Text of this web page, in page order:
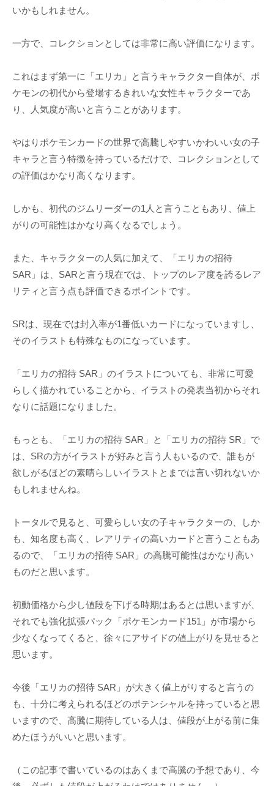
いかもしれません。
一方で、コレクションとしては非常に高い評価になります。
これはまず第一に「エリカ」と言うキャラクター自体が、ポ
ケモンの初代から登場するきれいな女性キャラクターであ
り、人気度が高いと言うことがあります。
やはりポケモンカードの世界で高騰しやすいかわいい女の子
キャラと言う特徴を持っているだけで、コレクションとして
の評価はかなり高くなります。
しかも、初代のジムリーダーの1人と言うこともあり、値上
がりの可能性はかなり高くなるでしょう。
また、キャラクターの人気に加えて、「エリカの招待
SAR」は、SARと言う現在では、トップのレア度を誇るレア
リティと言う点も評価できるポイントです。
SRは、現在では封入率が1番低いカードになっていますし、
そのイラストも特殊なものになっています。
「エリカの招待 SAR」のイラストについても、非常に可愛
らしく描かれていることから、イラストの発表当初からそれ
なりに話題になりました。
もっとも、「エリカの招待 SAR」と「エリカの招待 SR」で
は、SRの方がイラストが好みと言う人もいるので、誰もが
欲しがるほどの素晴らしいイラストとまでは言い切れないか
もしれませんね。
トータルで見ると、可愛らしい女の子キャラクターの、しか
も、知名度も高く、レアリティの高いカードと言うこともあ
るので、「エリカの招待 SAR」の高騰可能性はかなり高い
ものだと思います。
初動価格から少し値段を下げる時期はあるとは思いますが、
それでも強化拡張パック「ポケモンカード151」が市場から
少なくなってくると、徐々にアサイドの値上がりを見せると
思います。
今後「エリカの招待 SAR」が大きく値上がりすると言うの
も、十分に考えられるほどのポテンシャルを持っていると思
いますので、高騰に期待している人は、値段が上がる前に集
めたほうがいいと思います。
（この記事で書いているのはあくまで高騰の予想であり、今